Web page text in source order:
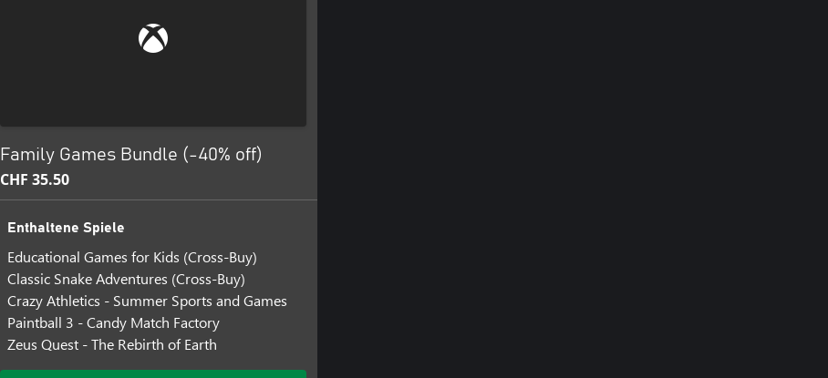
Family Games Bundle (-40% off)
CHF 35.50
Enthaltene Spiele
Educational Games for Kids (Cross-Buy)
Classic Snake Adventures (Cross-Buy)
Crazy Athletics - Summer Sports and Games
Paintball 3 - Candy Match Factory
Zeus Quest - The Rebirth of Earth